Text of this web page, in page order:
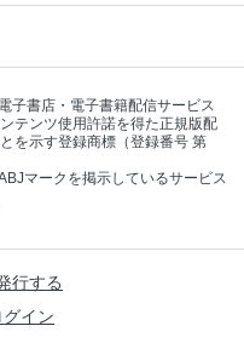
子書店・電子書籍配信サービス
テンツ使用許諾を得た正規版配
を示す登録商標（登録番号 第
マークを掲示しているサービス
行する
イン